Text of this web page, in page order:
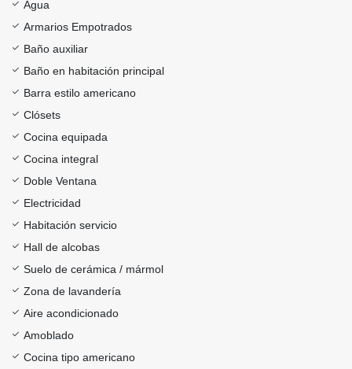
Agua
Armarios Empotrados
Baño auxiliar
Baño en habitación principal
Barra estilo americano
Clósets
Cocina equipada
Cocina integral
Doble Ventana
Electricidad
Habitación servicio
Hall de alcobas
Suelo de cerámica / mármol
Zona de lavandería
Aire acondicionado
Amoblado
Cocina tipo americano